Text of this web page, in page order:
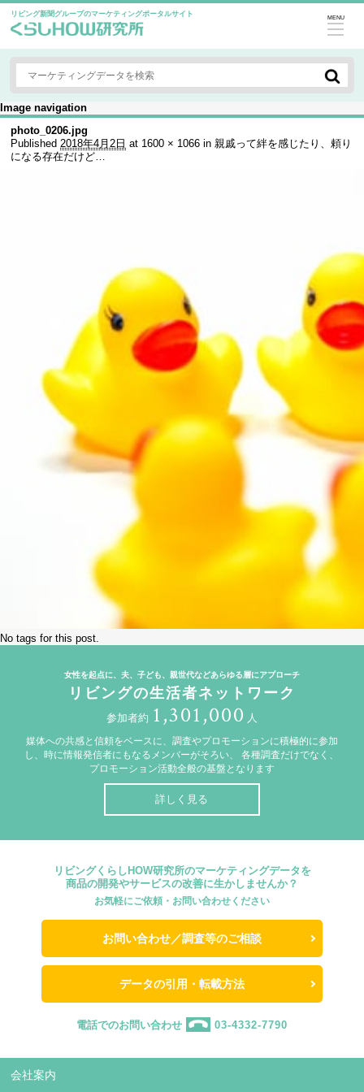
リビング新聞グループのマーケティングポータルサイト MENU
Image navigation
photo_0206.jpg
Published2018年4月2日 at 1600 × 1066 in親戚って絆を感じたり、頼り
になる存在だけど…
No tags for this post.
女性を起点に、夫、子ども、親世代などあらゆる層にアプローチ
リビングの生活者ネットワーク
参加者約 1,301,000 人
媒体への共感と信頼をベースに、調査やプロモーションに積極的に参加
し、時に情報発信者にもなるメンバーがそろい、
各種調査だけでなく、
プロモーション活動全般の基盤となります
詳しく見る
リビングくらしHOW研究所のマーケティングデータを
商品の開発やサービスの改善に生かしませんか？
お気軽にご依頼・お問い合わせください
お問い合わせ／調査等のご相談
データの引用・転載方法
電話でのお問い合わせ 03-4332-7790
会社案内